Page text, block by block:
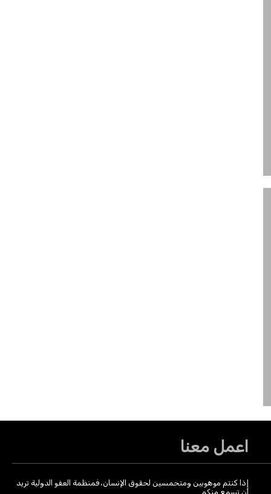
اعمل معنا
إذا كنتم موهوبين ومتحمسين لحقوق الإنسان، فمنظمة العفو الدولية تريد
أن تسمع منكم.